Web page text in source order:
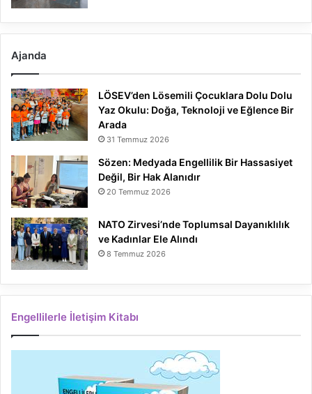
Ajanda
LÖSEV’den Lösemili Çocuklara Dolu Dolu
Yaz Okulu: Doğa, Teknoloji ve Eğlence Bir
Arada
31 Temmuz 2026
Sözen: Medyada Engellilik Bir Hassasiyet
Değil, Bir Hak Alanıdır
20 Temmuz 2026
NATO Zirvesi’nde Toplumsal Dayanıklılık
ve Kadınlar Ele Alındı
8 Temmuz 2026
Engellilerle İletişim Kitabı